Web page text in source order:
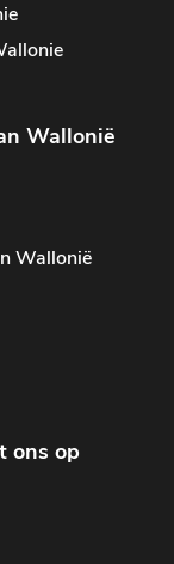
Wallonië
Wallonië
ons op